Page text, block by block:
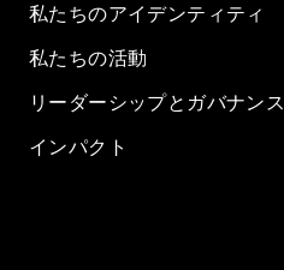
私たちのアイデンティティ
私たちの活動
リーダーシップとガバナンス
インパクト